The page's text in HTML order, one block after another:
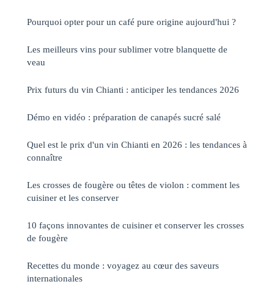
Pourquoi opter pour un café pure origine aujourd'hui ?
Les meilleurs vins pour sublimer votre blanquette de
veau
Prix futurs du vin Chianti : anticiper les tendances 2026
Démo en vidéo : préparation de canapés sucré salé
Quel est le prix d'un vin Chianti en 2026 : les tendances à
connaître
Les crosses de fougère ou têtes de violon : comment les
cuisiner et les conserver
10 façons innovantes de cuisiner et conserver les crosses
de fougère
Recettes du monde : voyagez au cœur des saveurs
internationales